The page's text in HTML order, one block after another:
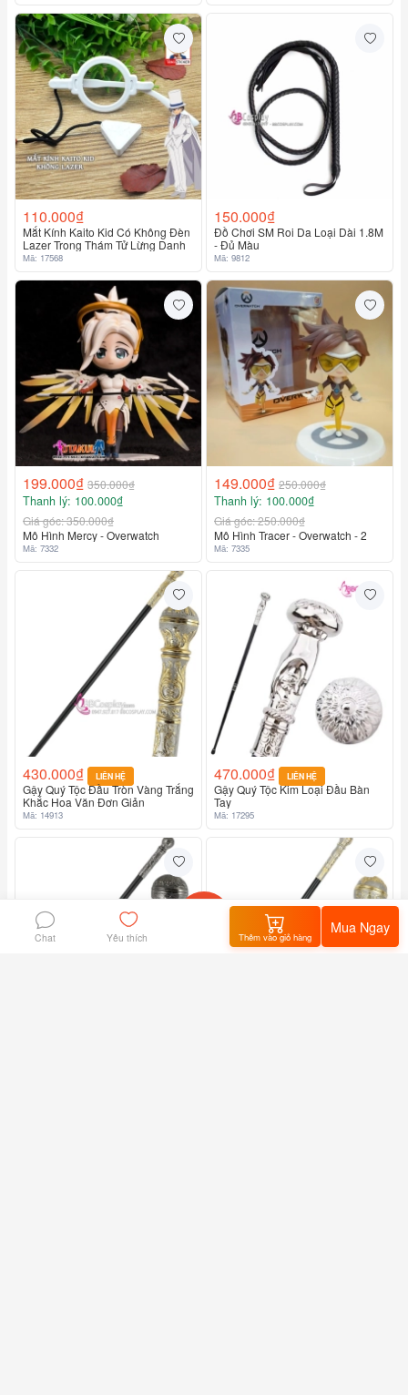
110.000₫
Mắt Kính Kaito Kid Có Không Đèn
Lazer Trong Thám Tử Lừng Danh
150.000₫
Đồ Chơi SM Roi Da Loại Dài 1.8M
- Đủ Màu
199.000₫350.000₫
Thanh lý: 100.000₫
Giá góc: 350.000₫
Mô Hình Mercy - Overwatch
149.000₫250.000₫
Thanh lý: 100.000₫
Giá góc: 250.000₫
Mô Hình Tracer - Overwatch - 2
430.000₫ LIÊN HỆ
Gậy Quý Tộc Đầu Tròn Vàng Trắng
Khắc Hoa Văn Đơn Giản
470.000₫ LIÊN HỆ
Gậy Quý Tộc Kim Loại Đầu Bàn
Tay
Chat Yêu thích Thêm vào giỏ hàng
Mua Ngay
Home flashsale Giỏ hàng Tôi